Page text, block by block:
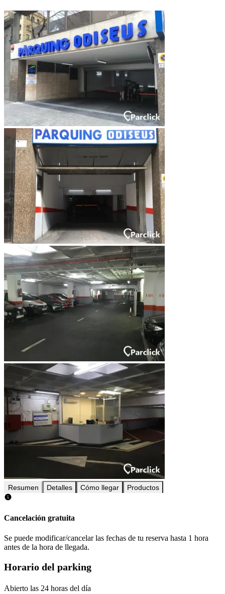
Resumen Detalles Cómo llegar Productos
Cancelación gratuita
Se puede modificar/cancelar las fechas de tu reserva hasta 1 hora
antes de la hora de llegada.
Horario del parking
Abierto las 24 horas del día